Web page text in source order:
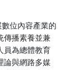
位內容產業的
傳播素養並兼
員為總體教育
論與網路多媒